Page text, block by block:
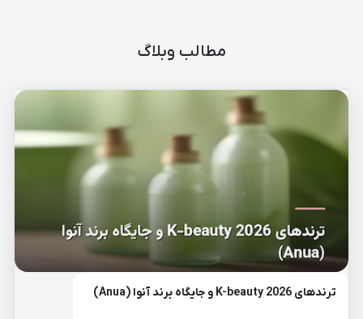
مطالب وبلاگ
ترندهای K-beauty 2026 و جایگاه برند آنوا (Anua)